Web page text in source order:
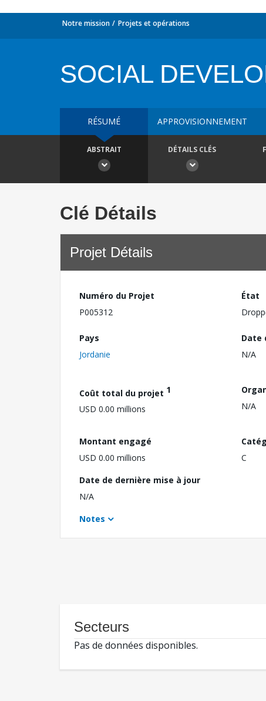
Notre mission Projets et opérations
SOCIAL
RÉSUMÉ APPROVISIONNEMENT
ABSTRAIT DÉTAILS CLÉS
Clé Détails
Projet Détails
Numéro du Projet
P005312
État
Pays
Jordanie
Date
N/A
Coût total du projet 1
USD 0.00 millions
N/A
Montant engagé
USD 0.00 millions
C
Date de dernière mise à jour
N/A
Notes
Secteurs
Pas de données disponibles.